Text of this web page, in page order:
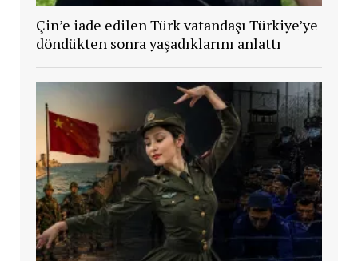
Çin’e iade edilen Türk vatandaşı Türkiye’ye
döndükten sonra yaşadıklarını anlattı